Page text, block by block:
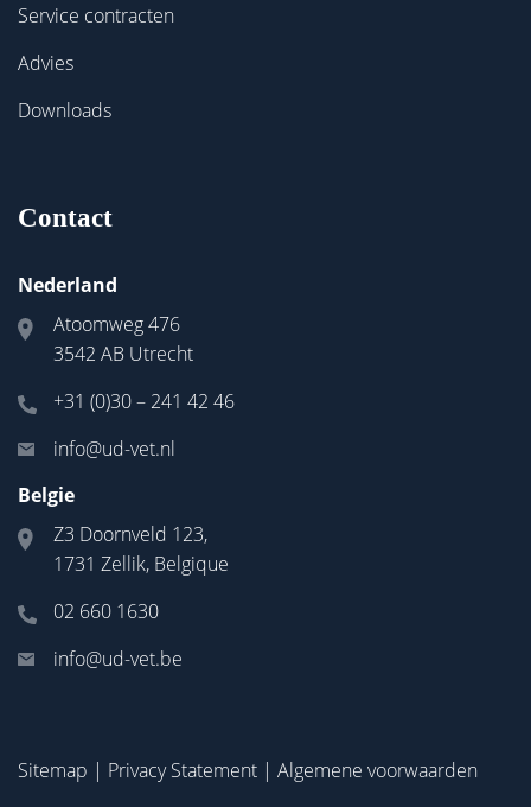
Service contracten
Advies
Downloads
Contact
Nederland
Atoomweg 476
3542 AB Utrecht
+31 (0)30 – 241 42 46
info@ud-vet.nl
Belgie
Z3 Doornveld 123,
1731 Zellik, Belgique
02 660 1630
info@ud-vet.be
Sitemap | Privacy Statement | Algemene voorwaarden